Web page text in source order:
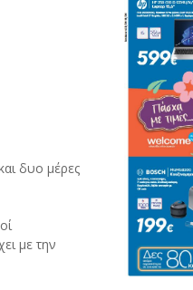
δυο μέρες
με την